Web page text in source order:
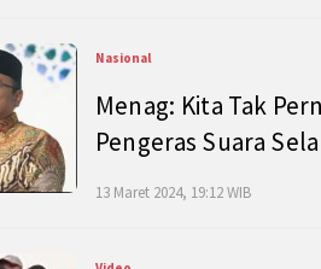
Nasional
Menag: Kita Tak
Pengeras Suara
13 Maret 2024, 19:12 WIB